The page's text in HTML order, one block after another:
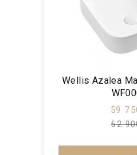
Wellis Azalea
59
62